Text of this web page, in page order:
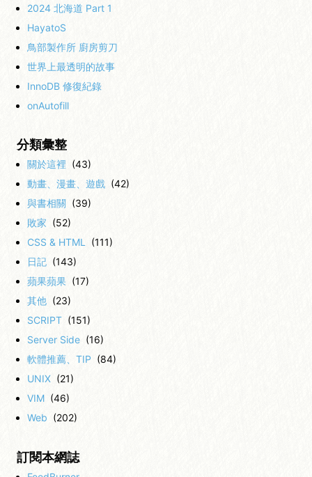
2024 北海道 Part 1
HayatoS
鳥部製作所 廚房剪刀
世界上最透明的故事
InnoDB 修復紀錄
onAutofill
分類彙整
關於這裡 (43)
動畫、漫畫、遊戲 (42)
與書相關 (39)
敗家 (52)
CSS & HTML
(111)
日記 (143)
蘋果蘋果 (17)
其他 (23)
SCRIPT (151)
Server Side (16)
軟體推薦、TIP (84)
UNIX (21)
VIM (46)
Web (202)
訂閱本網誌